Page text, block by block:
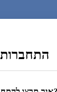
התחברות